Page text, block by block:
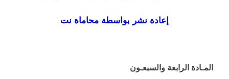
إعادة نشر بواسطة محاماة نت
المـادة الرابعة والسبعـون